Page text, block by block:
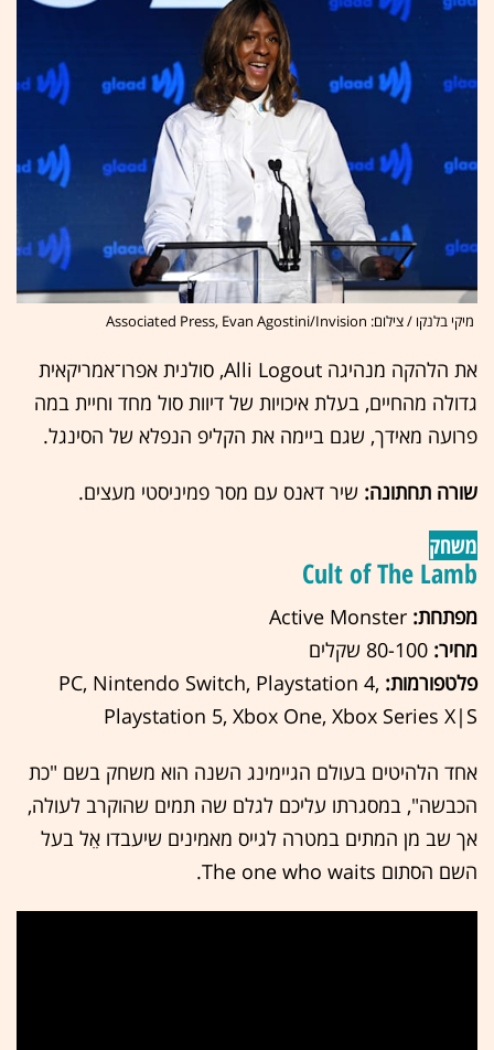
מיקי בלנקו / צילום: Associated Press, Evan Agostini/Invision
את הלהקה מנהיגה Alli Logout, סולנית אפרו־אמריקאית
גדולה מהחיים, בעלת איכויות של דיוות סול מחד וחיית במה
פרועה מאידך, שגם ביימה את הקליפ הנפלא של הסינגל.
שורה תחתונה: שיר דאנס עם מסר פמיניסטי מעצים.
משחק
Cult of The Lamb
מפתחת: Active Monster
מחיר: 80-100 שקלים
פלטפורמות: PC, Nintendo Switch, Playstation 4,
Playstation 5, Xbox One, Xbox Series X|S
אחד הלהיטים בעולם הגיימינג השנה הוא משחק בשם "כת
הכבשה", במסגרתו עליכם לגלם שה תמים שהוקרב לעולה,
אך שב מן המתים במטרה לגייס מאמינים שיעבדו אֵל בעל
השם הסתום The one who waits.